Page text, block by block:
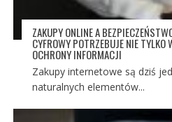
ZAKUPY ONLINE A
CYFROWY POTRZEBUJE NIE TYLKO
OCHRONY INFORMACJI
Zakupy internetowe są dziś
naturalnych elementów...